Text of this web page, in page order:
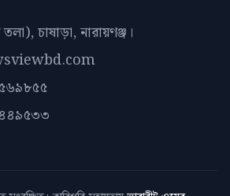
চাষাড়া, নারায়ণঞ্জ।